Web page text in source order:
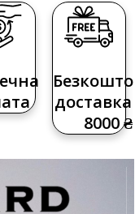
доставка
8000 ₴